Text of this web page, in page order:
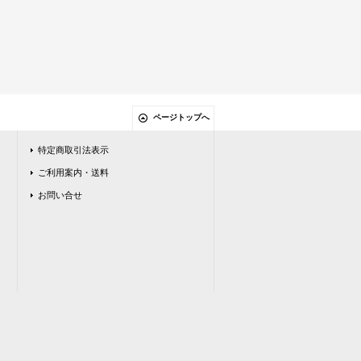
ページトップへ
特定商取引法表示
ご利用案内・送料
お問い合せ